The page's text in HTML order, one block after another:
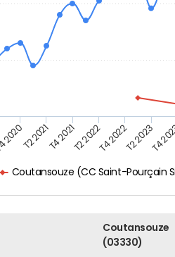
Coutansouze (CC Saint-Pourçain
T2 2021T4 2021T2 2022T4 2022T2 2023T4
Coutansouze
(03330)